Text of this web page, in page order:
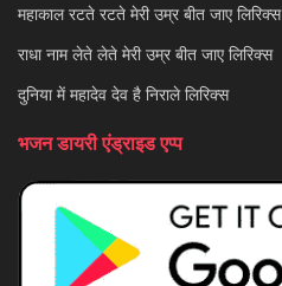
महाकाल रटते रटते मेरी उम्र बीत जाए लिरिक्स
राधा नाम लेते लेते मेरी उम्र बीत जाए लिरिक्स
दुनिया में महादेव देव है निराले लिरिक्स
भजन डायरी एंड्राइड एप्प